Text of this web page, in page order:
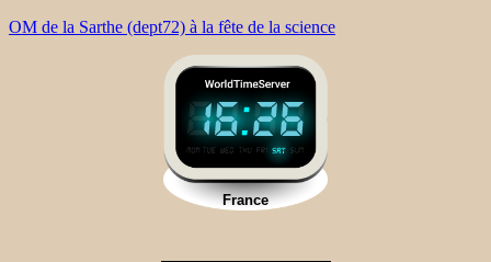
OM de la Sarthe (dept72) à la fête de la science